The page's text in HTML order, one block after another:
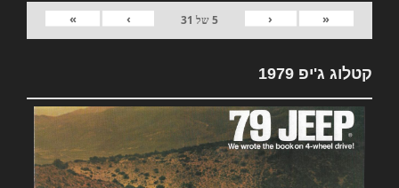
«
‹
5של 31
›
»
קטלוג ג'יפ 1979